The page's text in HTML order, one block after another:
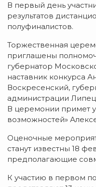
В первый день
результатов
полуфиналистов.
Торжественная
приглашены
губернатор
наставник конкурса
Воскресенский,
администрации
В церемонии примет
возможностей»
Оценочные
станут известны 18
предполагающие
К участию в первом